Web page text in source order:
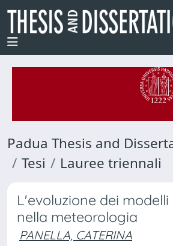
Padua Thesis and
Tesi
Lauree triennali
L'evoluzione dei
nella meteorologia
PANELLA, CATERINA